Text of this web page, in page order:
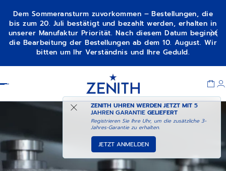
Dem Sommeransturm zuvorkommen – Bestellungen, die
bis zum 20. Juli bestätigt und bezahlt werden, erhalten in
unserer Manufaktur Priorität. Nach diesem Datum beginnt
die Bearbeitung der Bestellungen ab dem 10. August. Wir
bitten um Ihr Verständnis und Ihre Geduld.
ZENITH UHREN WERDEN JETZT MIT5
JAHREN GARANTIE GELIEFERT
Registrieren Sie Ihre Uhr, um die zusätzliche 3-
Jahres-Garantie zu erhalten.
JETZT ANMELDEN